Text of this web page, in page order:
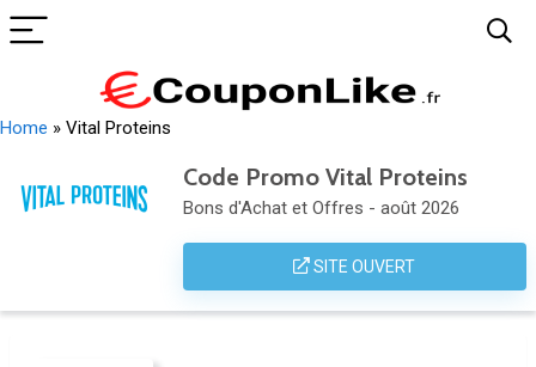
Home » Vital Proteins
Code Promo Vital Proteins
Bons d'Achat et Offres - août 2026
SITE OUVERT